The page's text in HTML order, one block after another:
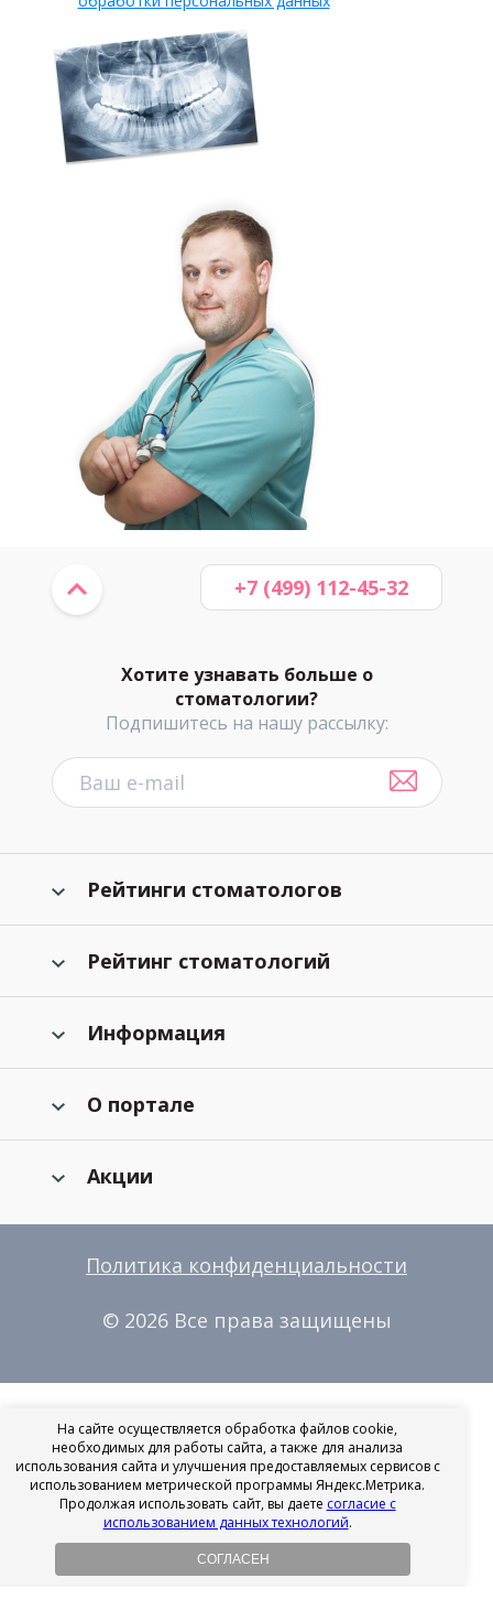
Хотите узнавать больше о
стоматологии?
Подпишитесь на нашу рассылку:
+7 (499) 112-45-32
Рейтинги стоматологов
Рейтинг стоматологий
Информация
О портале
Акции
Политика конфиденциальности
© 2026 Все права защищены
На сайте осуществляется обработка файлов cookie,
необходимых для работы сайта, а также для анализа
использования сайта и улучшения предоставляемых сервисов с
использованием метрической программы Яндекс.Метрика.
Продолжая использовать сайт, вы даете согласие с
использованием данных технологий.
СОГЛАСЕН